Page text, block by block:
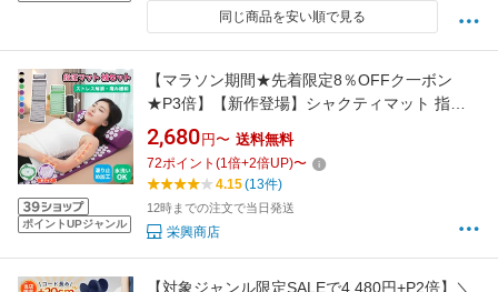
同じ商品を安い順で見る
ポイントUPジャンル
【マラソン期間★先着限定8％OFFク一ボン
★P3倍】【新作登場】シャクティマット 指圧
マットマッサージセット 枕セット 収納バッグ
付き 折り畳み 血液循環 マット 高反発スポンジ
で全身マッサージ ソーシャルギフト 刺さり感
で凝り解消 厚手マット 足裏刺激 運動洗濯可能
2,680 円〜 送料無料
72ポイント (1倍+2倍UP)〜
4.15(13件)
12時までの注文で当日発送
栄興商店
【対象ジャンル限定SALEで4,480円+P2倍】＼